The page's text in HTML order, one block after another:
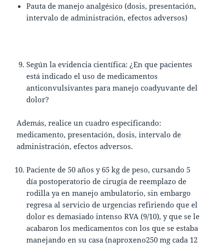
Pauta de manejo analgésico (dosis, presentación,
intervalo de administración, efectos adversos)
Según la evidencia científica: ¿En que pacientes
está indicado el uso de medicamentos
anticonvulsivantes para manejo coadyuvante del
dolor?
Además, realice un cuadro especificando:
medicamento, presentación, dosis, intervalo de
administración, efectos adversos.
Paciente de 50 años y 65 kg de peso, cursando 5
día postoperatorio de cirugía de reemplazo de
rodilla ya en manejo ambulatorio, sin embargo
regresa al servicio de urgencias refiriendo que el
dolor es demasiado intenso RVA (9/10), y que se le
acabaron los medicamentos con los que se estaba
manejando en su casa (naproxeno250 mg cada 12